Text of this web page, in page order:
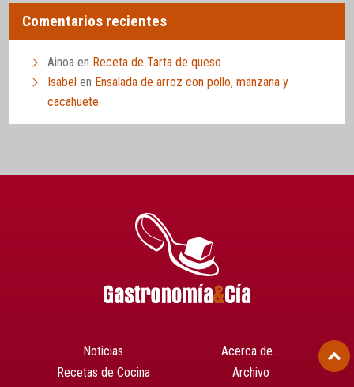
Comentarios recientes
Ainoa en Receta de Tarta de queso
Isabel en Ensalada de arroz con pollo, manzana y
cacahuete
Noticias
Recetas de Cocina
Acerca de…
Archivo